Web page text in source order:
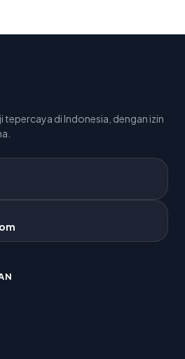
tepercaya di Indonesia, dengan izin